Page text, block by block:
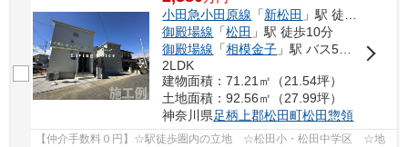
小田急小田原線 「新松田 」駅 徒歩4分
御殿場線 「松田 」駅 徒歩10分
御殿場線 「相模金子 」駅 バス5分 「新松田駅」 停歩7分
2LDK
建物面積：71.21㎡（21.54坪）
土地面積：92.56㎡（27.99坪）
神奈川県足柄上郡松田町松田惣領
【仲介手数料０円】☆駅徒歩圏内の立地 ☆松田小・松田中学区 ☆地